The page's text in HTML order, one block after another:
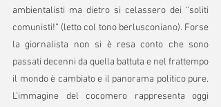
ambientalisti ma dietro si celassero dei “soliti
comunisti!” (letto col tono berlusconiano). Forse
la giornalista non si è resa conto che sono
passati decenni da quella battuta e nel frattempo
il mondo è cambiato e il panorama politico pure.
L’immagine del cocomero rappresenta oggi